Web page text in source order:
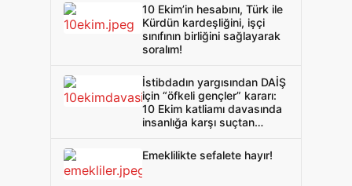
10 Ekim’in hesabını, Türk ile
Kürdün kardeşliğini, işçi
sınıfının birliğini sağlayarak
soralım!
İstibdadın yargısından DAİŞ
için “öfkeli gençler” kararı:
10 Ekim katliamı davasında
insanlığa karşı suçtan
Emeklilikte sefalete hayır!